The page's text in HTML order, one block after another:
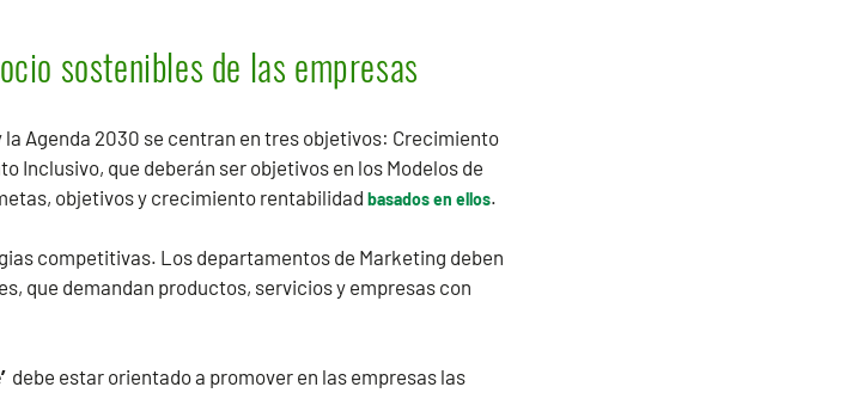
sostenibles de las empresas
Agenda 2030 se centran en tres objetivos: Crecimiento
Inclusivo, que deberán ser objetivos en los Modelos de
objetivos y crecimiento rentabilidad basados en ellos.
competitivas. Los departamentos de Marketing deben
que demandan productos, servicios y empresas con
debe estar orientado a promover en las empresas las